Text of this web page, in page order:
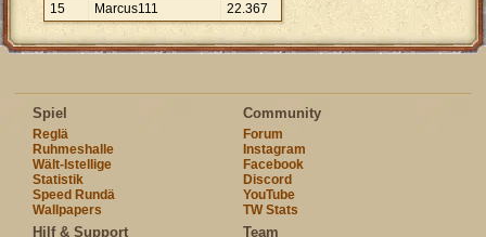
15
Marcus111 22.367
Spiel
Reglä
Ruhmeshalle
Wält-Istellige
Statistik
Speed Rundä
Wallpapers
Community
Forum
Instagram
Facebook
Discord
YouTube
TW Stats
Hilf & Support Team